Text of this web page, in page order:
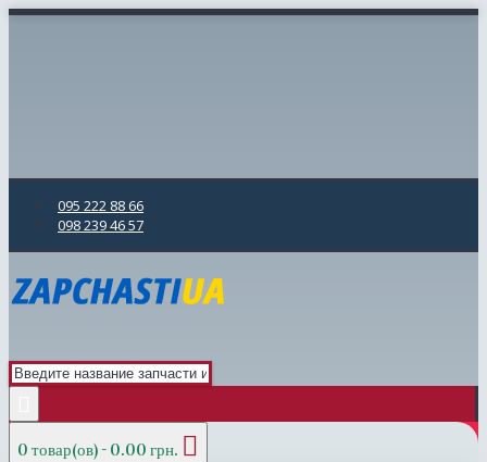
095 222 88 66
098 239 46 57
0 товар(ов) - 0.00 грн.